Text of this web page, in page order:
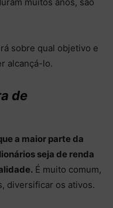
sobre qual objetivo e
alcançá-lo.
de
a maior parte da
seja de renda
É muito comum,
diversificar os ativos.